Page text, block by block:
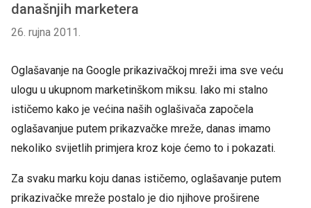
današnjih marketera
26. rujna 2011.
Oglašavanje na Google prikazivačkoj mreži ima sve veću
ulogu u ukupnom marketinškom miksu. Iako mi stalno
ističemo kako je većina naših oglašivača započela
oglašavanjue putem prikazvačke mreže, danas imamo
nekoliko svijetlih primjera kroz koje ćemo to i pokazati.
Za svaku marku koju danas ističemo, oglašavanje putem
prikazivačke mreže postalo je dio njihove proširene